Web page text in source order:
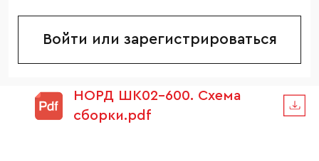
Войти или зарегистрироваться
НОРД ШК02-600. Схема
сборки.pdf